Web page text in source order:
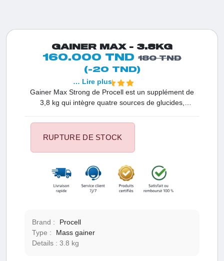
GAINER MAX - 3.8KG
160.000 TND 180 TND
(-20 TND)
Gainer Max Strong de Procell est un supplément de
3,8 kg qui intègre quatre sources de glucides,
poids moléculaire pour une absorption rapide. Il assure
une libération d'énergie constante grâce à la présence
produit propose également une teneur en protéines de
15%, comprenant des acides aminés essentiels et non
essentiels, favorisant ainsi la croissance musculaire et
la récupération.
… Lire plus
RUPTURE DE STOCK
Brand :
Procell
Type :
Mass gainer
Details :
3.8 kg